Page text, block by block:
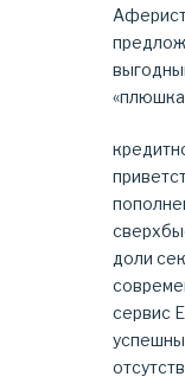
доли
сервис